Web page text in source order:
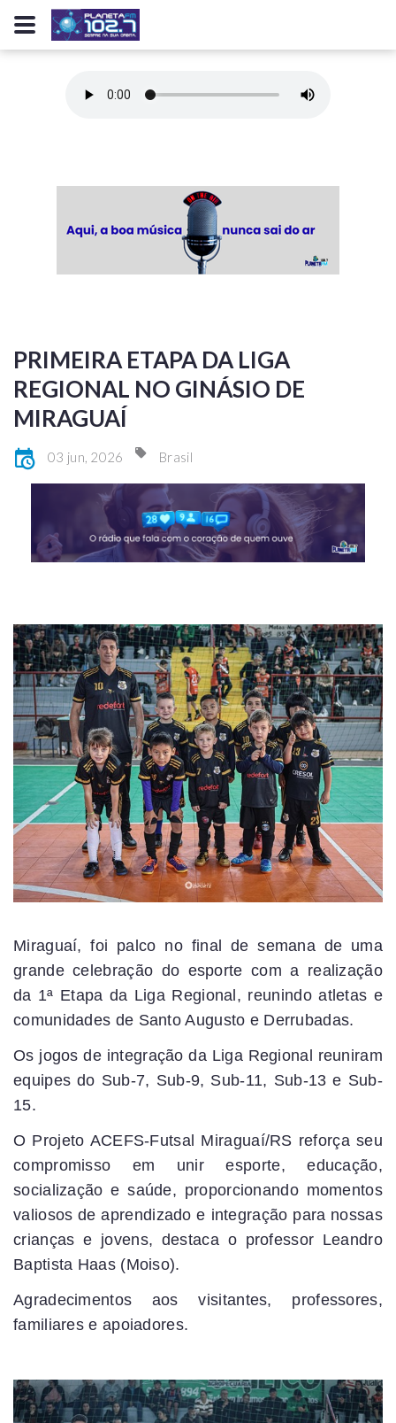
PRIMEIRA ETAPA DA LIGA
REGIONAL NO GINÁSIO DE
MIRAGUAÍ
03 jun, 2026 Brasil
Miraguaí, foi palco no final de semana de uma
grande celebração do esporte com a realização
da 1ª Etapa da Liga Regional, reunindo atletas e
comunidades de Santo Augusto e Derrubadas.
Os jogos de integração da Liga Regional reuniram
equipes do Sub-7, Sub-9, Sub-11, Sub-13 e Sub-
15.
O Projeto ACEFS-Futsal Miraguaí/RS reforça seu
compromisso em unir esporte, educação,
socialização e saúde, proporcionando momentos
valiosos de aprendizado e integração para nossas
crianças e jovens, destaca o professor Leandro
Baptista Haas (Moiso).
Agradecimentos aos visitantes, professores,
familiares e apoiadores.